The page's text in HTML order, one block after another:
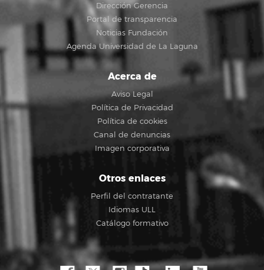
Dirección Gerencia
Portal de transparencia
Noticias Fundación
Agenda Universidad de La Laguna
Acerca de
Aviso Legal
Política de Privacidad
Política de cookies
Canal de denuncias
Imagen corporativa
Otros enlaces
Perfil del contratante
Idiomas ULL
Catálogo formativo